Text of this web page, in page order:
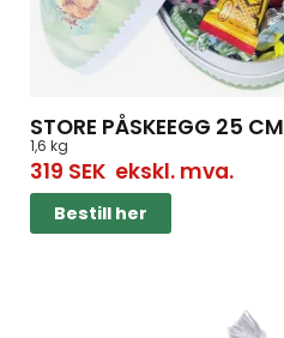
STORE PÅSKEEGG 25 CM
1,6 kg
319 SEKekskl. mva.
Bestill her